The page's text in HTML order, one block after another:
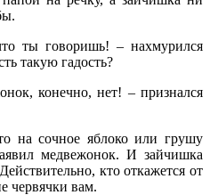
ты говоришь! – нахмурился
такую гадость?
конечно, нет! – признался
сочное яблоко или грушу
медвежонок. И зайчишка
кто откажется от
червячки вам.